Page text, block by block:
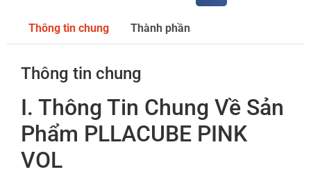
Thông tin chung Thành phần
Thông tin chung
I. Thông Tin Chung Về Sản
Phẩm PLLACUBE PINK
VOL